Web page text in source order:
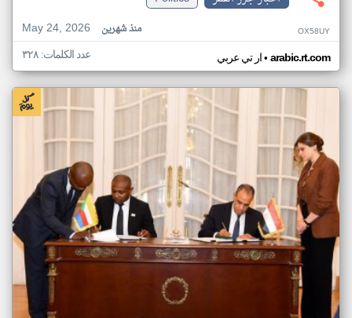
May 24, 2026
منذ شهرين OX58UY
ار تي عربي• arabic.rt.com عدد الكلمات: ٣٢٨